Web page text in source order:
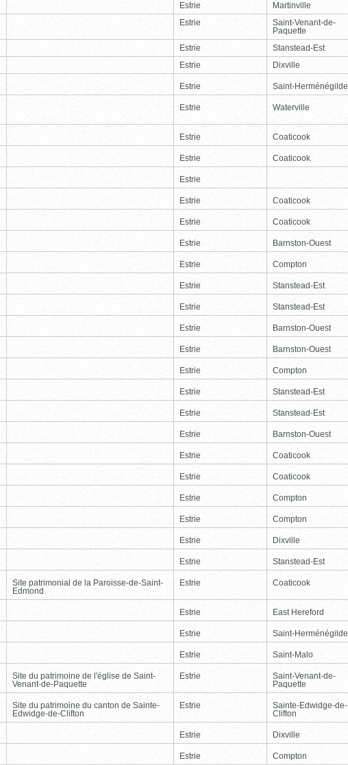
Estrie
Martinville
Estrie
Saint-Venant-de-
Paquette
Estrie
Stanstead-Est
Estrie Dixville
Estrie Saint-Herménégilde
Estrie Waterville
Estrie Coaticook
Estrie Coaticook
Estrie
Estrie Coaticook
Estrie Coaticook
Estrie Barnston-Ouest
Estrie Compton
Estrie Stanstead-Est
Estrie Stanstead-Est
Estrie Barnston-Ouest
Estrie Barnston-Ouest
Estrie Compton
Estrie Stanstead-Est
Estrie Stanstead-Est
Estrie Barnston-Ouest
Estrie Coaticook
Estrie Coaticook
Estrie Compton
Estrie Compton
Estrie Dixville
Estrie Stanstead-Est
Site patrimonial de la Paroisse-de-Saint-
Edmond
Estrie Coaticook
Estrie East Hereford
Estrie Saint-Herménégilde
Estrie Saint-Malo
Site du patrimoine de l'église de Saint-
Venant-de-Paquette
Estrie
Saint-Venant-de-
Paquette
Site du patrimoine du canton de Sainte-
Edwidge-de-Clifton
Estrie
Sainte-Edwidge-de-
Clifton
Estrie Dixville
Estrie Compton